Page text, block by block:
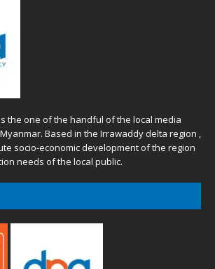
the one of the handful of the local media
Based in the Irrawaddy delta region ,
socio-economic development of the region
needs of the local public.